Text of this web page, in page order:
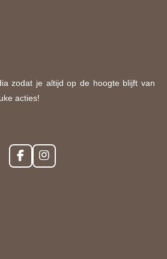
zodat je altijd op de hoogte blijft van
acties!
F
a
I
n